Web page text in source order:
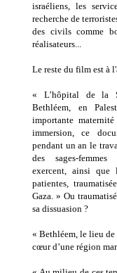
israéliens, les
recherche de
des civils comme
réalisateurs...
Le reste du film est à
« L’hôpital de la
Bethléem, en
importante
immersion, ce
pendant un an le
des sages-
exercent, ainsi que
patientes,
Gaza. » Ou
sa dissuasion ?
« Bethléem, le lieu de
cœur d’une région